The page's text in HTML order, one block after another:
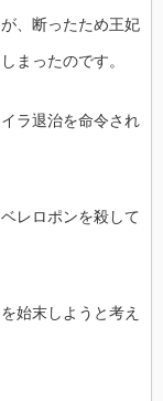
、断ったため王妃
まったのです。
ラ退治を命令され
レロポンを殺して
始末しようと考え